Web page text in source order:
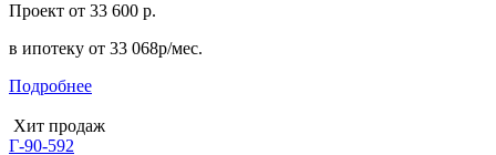
Проект от 33 600 р.
в ипотеку от 33 068р/мес.
Подробнее
Хит продаж
Г-90-592